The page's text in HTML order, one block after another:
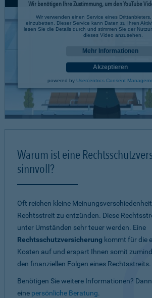
Wir benötigen Ihre Zustimmung, um den YouTube
Wir verwenden einen Service eines
einzubetten. Dieser Service kann Daten zu Ihren
lesen Sie die Details durch und stimmen Sie der
dieses Video anzusehen.
Mehr Informationen
Akzeptieren
powered by Usercentrics Consent
Warum ist eine
sinnvoll?
Oft reichen kleine
Rechtsstreit zu entzünden. Diese
unter Umständen sehr teuer werden. Eine
Rechtsschutzversicherung kommt für die
Kosten auf und erspart Ihnen somit
den finanziellen Folgen eines Rechtsstreits.
Benötigen Sie weitere Informationen?
eine persönliche Beratung.